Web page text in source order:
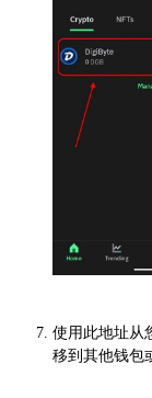
使用此地址从
移到其他钱包